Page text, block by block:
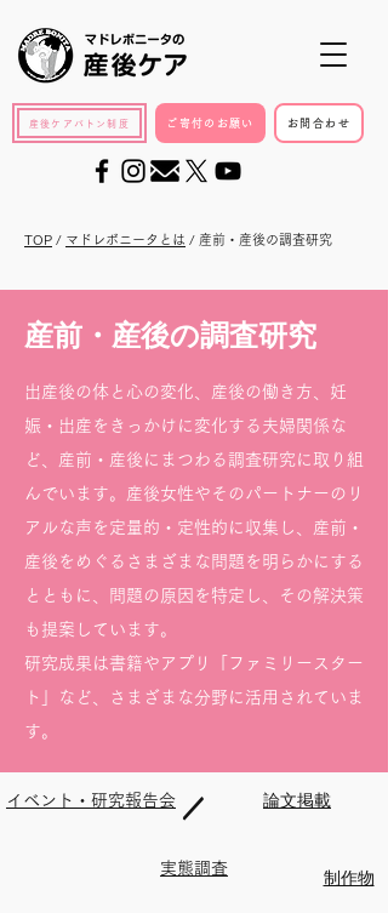
産後ケアバトン制度 ご寄付のお願い お問合わせ
TOP / マドレボニータとは / 産前・産後の調査研究
産前・産後の調査研究
出産後の体と心の変化、産後の働き方、妊
娠・出産をきっかけに変化する夫婦関係な
ど、産前・産後にまつわる調査研究に取り組
んでいます。産後女性やそのパートナーのリ
アルな声を定量的・定性的に収集し、産前・
産後をめぐるさまざまな問題を明らかにする
とともに、問題の原因を特定し、その解決策
も提案しています。
研究成果は書籍やアプリ「ファミリースター
ト」など、さまざまな分野に活用されていま
す。
イベント・研究報告会 ／ ​論文掲載
／
実態調査
​制作物